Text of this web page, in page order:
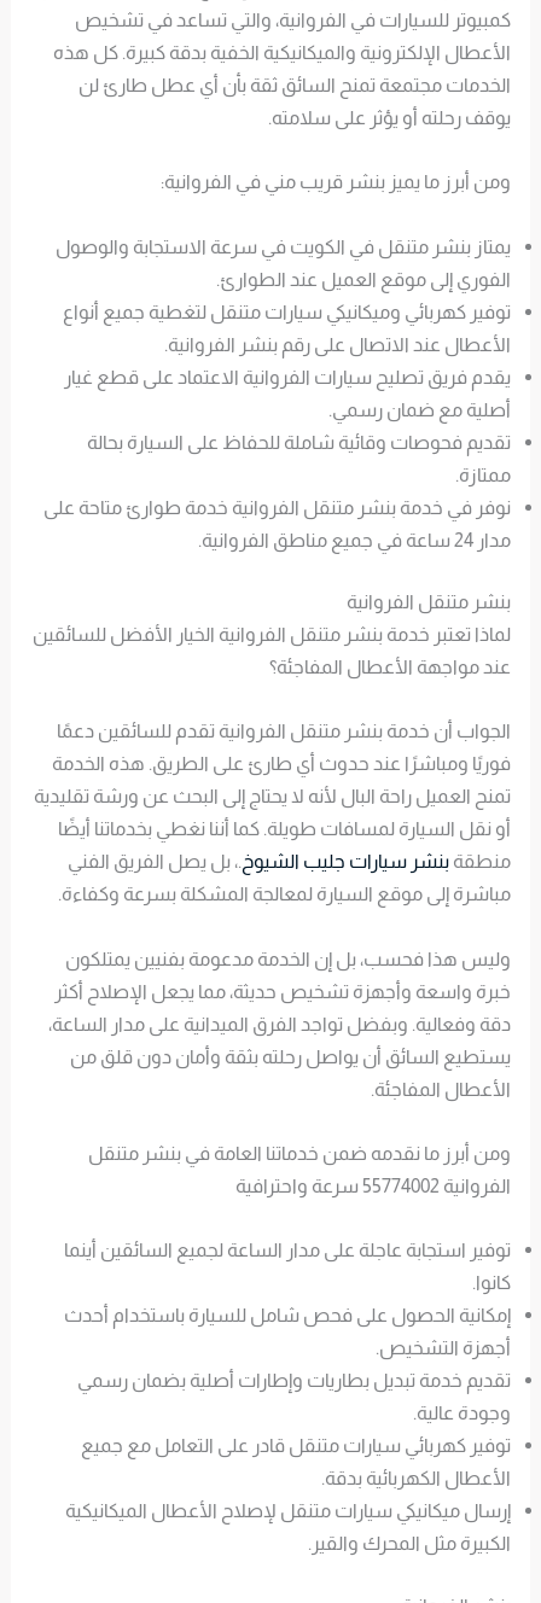
كمبيوتر للسيارات في الفروانية، والتي تساعد في تشخيص
الأعطال الإلكترونية والميكانيكية الخفية بدقة كبيرة. كل هذه
الخدمات مجتمعة تمنح السائق ثقة بأن أي عطل طارئ لن
يوقف رحلته أو يؤثر على سلامته.
ومن أبرز ما يميز بنشر قريب مني في الفروانية:
يمتاز بنشر متنقل في الكويت في سرعة الاستجابة والوصول
الفوري إلى موقع العميل عند الطوارئ.
توفير كهربائي وميكانيكي سيارات متنقل لتغطية جميع أنواع
الأعطال عند الاتصال على رقم بنشر الفروانية.
يقدم فريق تصليح سيارات الفروانية الاعتماد على قطع غيار
أصلية مع ضمان رسمي.
تقديم فحوصات وقائية شاملة للحفاظ على السيارة بحالة
ممتازة.
نوفر في خدمة بنشر متنقل الفروانية خدمة طوارئ متاحة على
مدار 24 ساعة في جميع مناطق الفروانية.
بنشر متنقل الفروانية
لماذا تعتبر خدمة بنشر متنقل الفروانية الخيار الأفضل للسائقين
عند مواجهة الأعطال المفاجئة؟
الجواب أن خدمة بنشر متنقل الفروانية تقدم للسائقين دعمًا
فوريًا ومباشرًا عند حدوث أي طارئ على الطريق. هذه الخدمة
تمنح العميل راحة البال لأنه لا يحتاج إلى البحث عن ورشة تقليدية
أو نقل السيارة لمسافات طويلة. كما أننا نغطي بخدماتنا أيضًا
منطقةبنشر سيارات جليب الشيوخ .، بل يصل الفريق الفني
مباشرة إلى موقع السيارة لمعالجة المشكلة بسرعة وكفاءة.
وليس هذا فحسب، بل إن الخدمة مدعومة بفنيين يمتلكون
خبرة واسعة وأجهزة تشخيص حديثة، مما يجعل الإصلاح أكثر
دقة وفعالية. وبفضل تواجد الفرق الميدانية على مدار الساعة،
يستطيع السائق أن يواصل رحلته بثقة وأمان دون قلق من
الأعطال المفاجئة.
ومن أبرز ما نقدمه ضمن خدماتنا العامة في بنشر متنقل
الفروانية 55774002 سرعة واحترافية
توفير استجابة عاجلة على مدار الساعة لجميع السائقين أينما
كانوا.
إمكانية الحصول على فحص شامل للسيارة باستخدام أحدث
أجهزة التشخيص.
تقديم خدمة تبديل بطاريات وإطارات أصلية بضمان رسمي
وجودة عالية.
توفير كهربائي سيارات متنقل قادر على التعامل مع جميع
الأعطال الكهربائية بدقة.
إرسال ميكانيكي سيارات متنقل لإصلاح الأعطال الميكانيكية
الكبيرة مثل المحرك والقير.